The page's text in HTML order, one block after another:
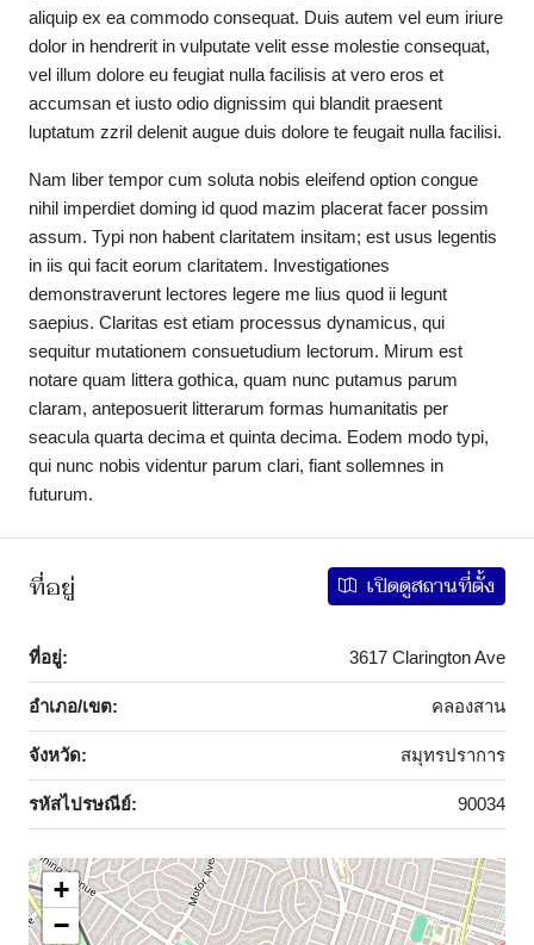
aliquip ex ea commodo consequat. Duis autem vel eum iriure
dolor in hendrerit in vulputate velit esse molestie consequat,
vel illum dolore eu feugiat nulla facilisis at vero eros et
accumsan et iusto odio dignissim qui blandit praesent
luptatum zzril delenit augue duis dolore te feugait nulla facilisi.
Nam liber tempor cum soluta nobis eleifend option congue
nihil imperdiet doming id quod mazim placerat facer possim
assum. Typi non habent claritatem insitam; est usus legentis
in iis qui facit eorum claritatem. Investigationes
demonstraverunt lectores legere me lius quod ii legunt
saepius. Claritas est etiam processus dynamicus, qui
sequitur mutationem consuetudium lectorum. Mirum est
notare quam littera gothica, quam nunc putamus parum
claram, anteposuerit litterarum formas humanitatis per
seacula quarta decima et quinta decima. Eodem modo typi,
qui nunc nobis videntur parum clari, fiant sollemnes in
futurum.
ที่อยู่ เปิดดูสถานที่ตั้ง
ที่อยู่: 3617 Clarington Ave
อำเภอ/เขต: คลองสาน
จังหวัด: สมุทรปราการ
รหัสไปรษณีย์: 90034
+
−